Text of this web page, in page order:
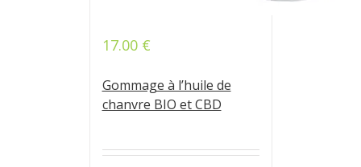
17.00 €
Gommage à l’huile de
chanvre BIO et CBD